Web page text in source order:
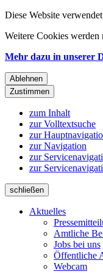
Diese Website
Weitere Cookies
Mehr dazu in unserer
Ablehnen
Zustimmen
zum Inhalt
zur Volltextsuche
zur
zur Navigation
zur
zur
schließen
Aktuelles
Amtliche
Jobs bei uns
Öffentliche
Webcam